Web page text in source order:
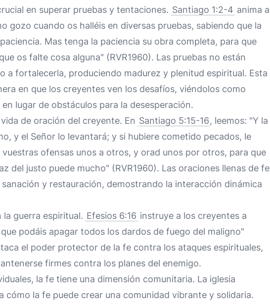
en superar pruebas y tentaciones. Santiago 1:2-4 anima a
gozo cuando os halléis en diversas pruebas, sabiendo que la
Mas tenga la paciencia su obra completa, para que
os falte cosa alguna" (RVR1960). Las pruebas no están
a fortalecerla, produciendo madurez y plenitud espiritual. Esta
en que los creyentes ven los desafíos, viéndolos como
lugar de obstáculos para la desesperación.
de oración del creyente. En Santiago 5:15-16, leemos: "Y la
y el Señor lo levantará; y si hubiere cometido pecados, le
ofensas unos a otros, y orad unos por otros, para que
del justo puede mucho" (RVR1960). Las oraciones llenas de fe
y restauración, demostrando la interacción dinámica
la guerra espiritual. Efesios 6:16 instruye a los creyentes a
podáis apagar todos los dardos de fuego del maligno"
el poder protector de la fe contra los ataques espirituales,
firmes contra los planes del enemigo.
la fe tiene una dimensión comunitaria. La iglesia
cómo la fe puede crear una comunidad vibrante y solidaria.